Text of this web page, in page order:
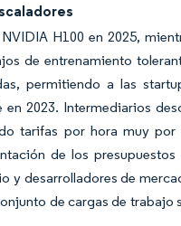
H100 en 2025,
de entrenamiento
permitiendo a las
2023. Intermediarios
tarifas por hora muy
de los
desarrolladores de
de cargas de